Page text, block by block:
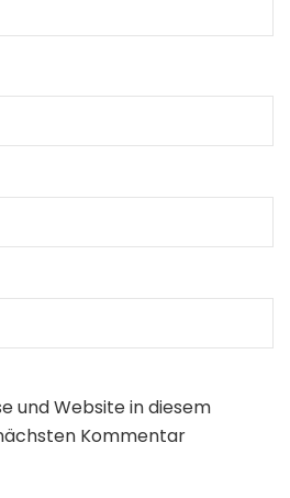
und Website in diesem
Kommentar